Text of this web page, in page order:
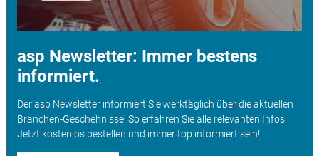
asp Newsletter: Immer bestens
informiert.
Der asp Newsletter informiert Sie werktäglich über die aktuellen
Branchen-Geschehnisse. So erfahren Sie alle relevanten Infos.
Jetzt kostenlos bestellen und immer top informiert sein!